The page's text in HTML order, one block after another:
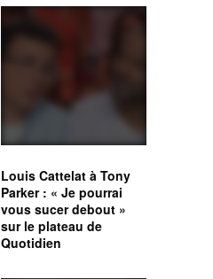
Louis Cattelat à Tony
Parker : « Je pourrai
vous sucer debout »
sur le plateau de
Quotidien